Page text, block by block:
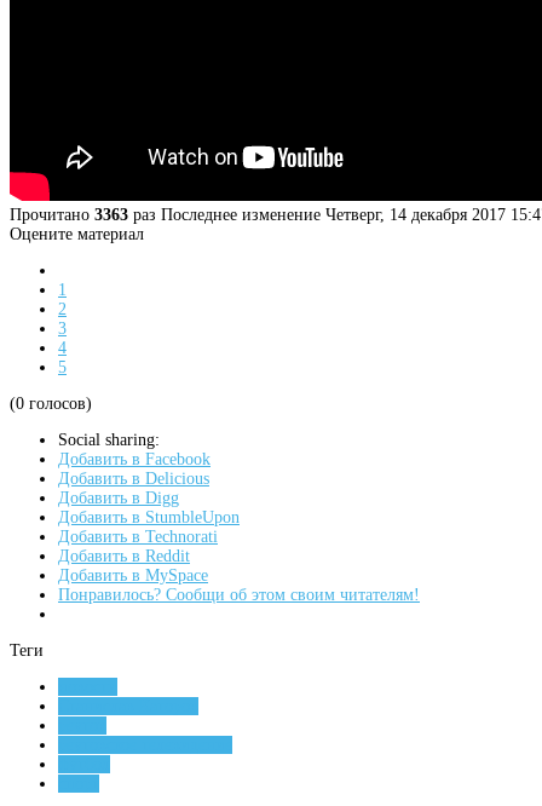
Прочитано 3363 раз Последнее изменение Четверг, 14 декабря 2017
Оцените материал
1
2
3
4
5
(0 голосов)
Social sharing:
Добавить в Facebook
Добавить в Delicious
Добавить в Digg
Добавить в StumbleUpon
Добавить в Technorati
Добавить в Reddit
Добавить в MySpace
Понравилось? Сообщи об этом своим читателям!
Теги